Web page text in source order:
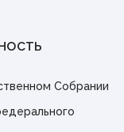
Собрании